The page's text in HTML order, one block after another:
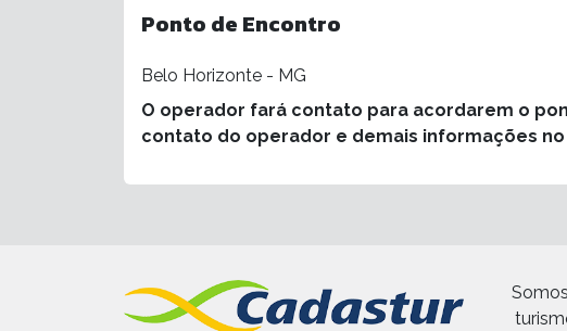
Ponto de Encontro
Belo Horizonte - MG
O operador fará contato para acordarem o
contato do operador e demais informações